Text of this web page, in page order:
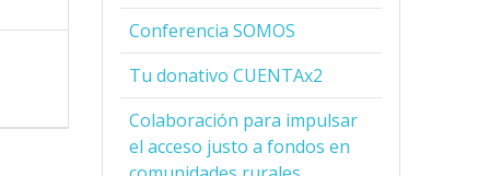
Conferencia SOMOS
Tu donativo CUENTAx2
Colaboración para impulsar
el acceso justo a fondos en